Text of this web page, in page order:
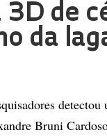
3D de
da
Bruni